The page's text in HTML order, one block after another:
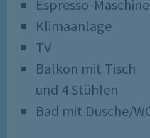
Espresso-Maschine
Klimaanlage
TV
Balkon mit Tisch
und 4 Stühlen
Bad mit Dusche/